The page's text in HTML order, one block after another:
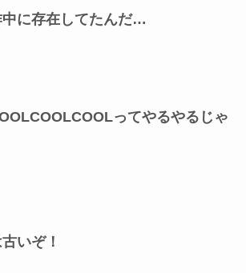
に存在してたんだ…
ってやるやるじゃ
いぞ！